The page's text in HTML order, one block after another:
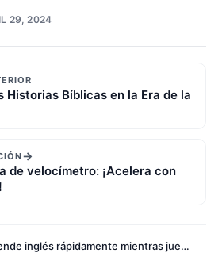
29, 2024
Historias Bíblicas en la Era de la
→
de velocímetro: ¡Acelera con
Aprende inglés rápidamente mientras juegas